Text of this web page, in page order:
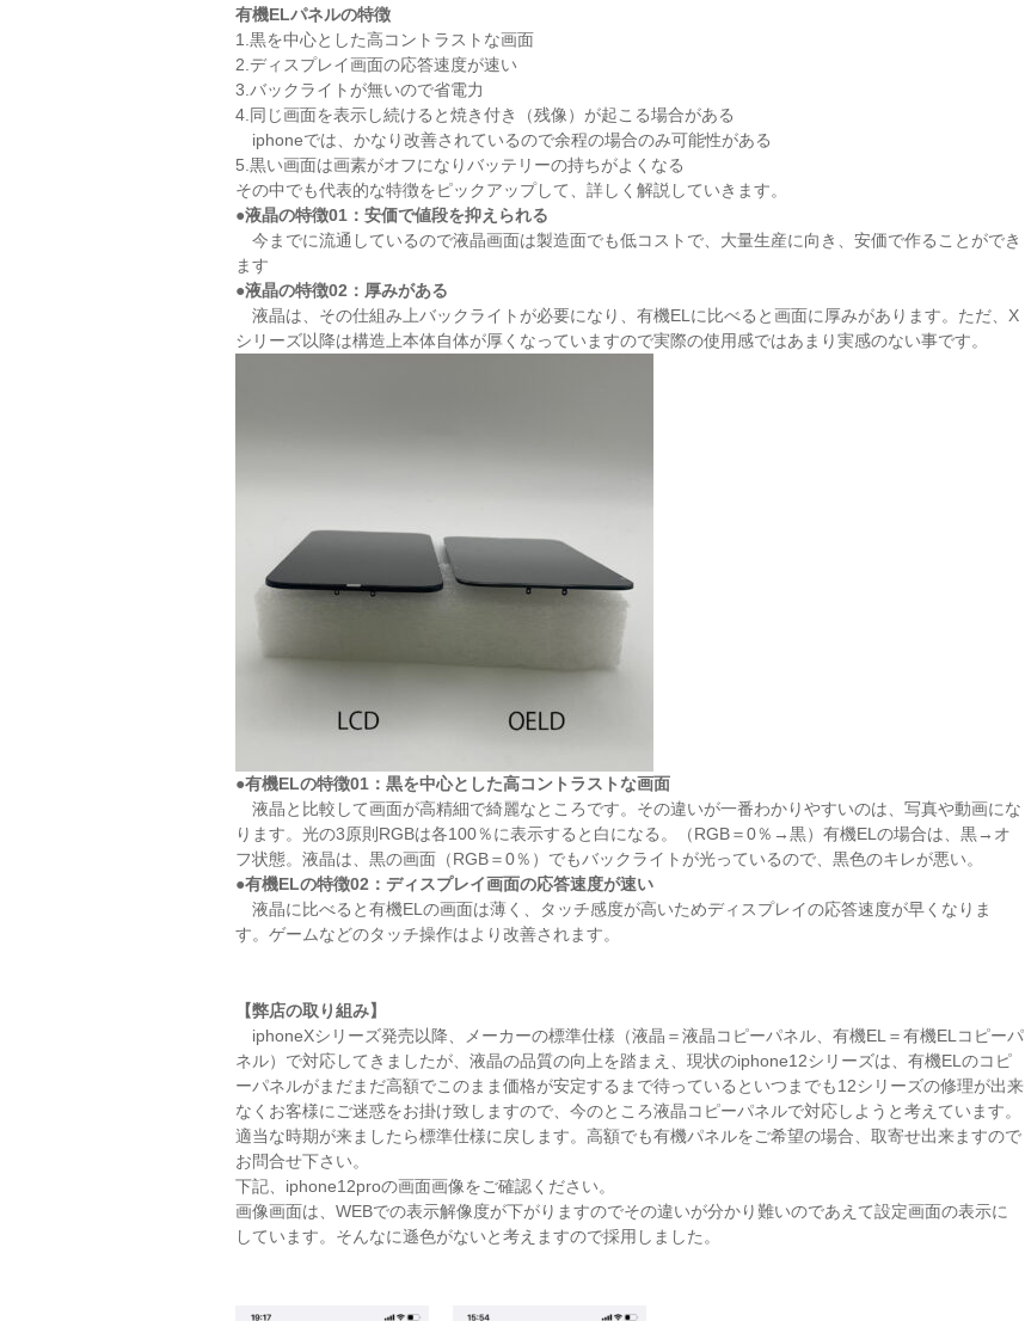
有機ELパネルの特徴
1.黒を中心とした高コントラストな画面
2.ディスプレイ画面の応答速度が速い
3.バックライトが無いので省電力
4.同じ画面を表示し続けると焼き付き（残像）が起こる場合がある
iphoneでは、かなり改善されているので余程の場合のみ可能性がある
5.黒い画面は画素がオフになりバッテリーの持ちがよくなる
その中でも代表的な特徴をピックアップして、詳しく解説していきます。
●液晶の特徴01：安価で値段を抑えられる
今までに流通しているので液晶画面は製造面でも低コストで、大量生産に向き、安価で作ることができ
ます
●液晶の特徴02：厚みがある
液晶は、その仕組み上バックライトが必要になり、有機ELに比べると画面に厚みがあります。ただ、X
シリーズ以降は構造上本体自体が厚くなっていますので実際の使用感ではあまり実感のない事です。
●有機ELの特徴01：黒を中心とした高コントラストな画面
液晶と比較して画面が高精細で綺麗なところです。その違いが一番わかりやすいのは、写真や動画にな
ります。光の3原則RGBは各100％に表示すると白になる。（RGB＝0％→黒）有機ELの場合は、黒→オ
フ状態。液晶は、黒の画面（RGB＝0％）でもバックライトが光っているので、黒色のキレが悪い。
●有機ELの特徴02：ディスプレイ画面の応答速度が速い
液晶に比べると有機ELの画面は薄く、タッチ感度が高いためディスプレイの応答速度が早くなりま
す。ゲームなどのタッチ操作はより改善されます。
【弊店の取り組み】
iphoneXシリーズ発売以降、メーカーの標準仕様（液晶＝液晶コピーパネル、有機EL＝有機ELコピーパ
ネル）で対応してきましたが、液晶の品質の向上を踏まえ、現状のiphone12シリーズは、有機ELのコピ
ーパネルがまだまだ高額でこのまま価格が安定するまで待っているといつまでも12シリーズの修理が出来
なくお客様にご迷惑をお掛け致しますので、今のところ液晶コピーパネルで対応しようと考えています。
適当な時期が来ましたら標準仕様に戻します。高額でも有機パネルをご希望の場合、取寄せ出来ますので
お問合せ下さい。
下記、iphone12proの画面画像をご確認ください。
画像画面は、WEBでの表示解像度が下がりますのでその違いが分かり難いのであえて設定画面の表示に
しています。そんなに遜色がないと考えますので採用しました。